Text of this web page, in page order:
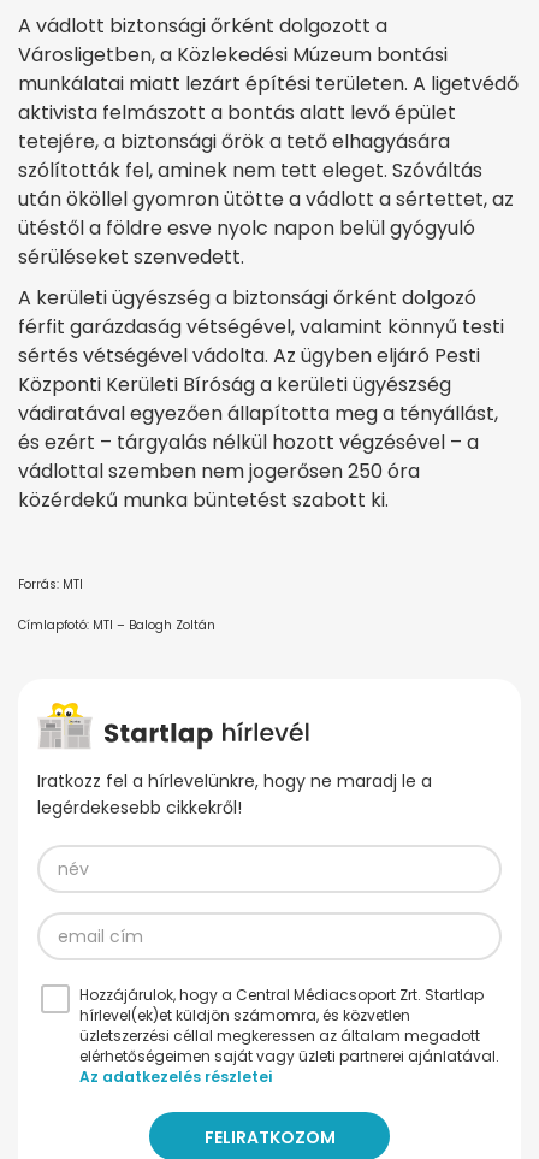
A vádlott biztonsági őrként dolgozott a
Városligetben, a Közlekedési Múzeum bontási
munkálatai miatt lezárt építési területen. A ligetvédő
aktivista felmászott a bontás alatt levő épület
tetejére, a biztonsági őrök a tető elhagyására
szólították fel, aminek nem tett eleget. Szóváltás
után ököllel gyomron ütötte a vádlott a sértettet, az
ütéstől a földre esve nyolc napon belül gyógyuló
sérüléseket szenvedett.
A kerületi ügyészség a biztonsági őrként dolgozó
férfit garázdaság vétségével, valamint könnyű testi
sértés vétségével vádolta. Az ügyben eljáró Pesti
Központi Kerületi Bíróság a kerületi ügyészség
vádiratával egyezően állapította meg a tényállást,
és ezért – tárgyalás nélkül hozott végzésével – a
vádlottal szemben nem jogerősen 250 óra
közérdekű munka büntetést szabott ki.
Forrás: MTI
Címlapfotó: MTI – Balogh Zoltán
Iratkozz fel a hírlevelünkre, hogy ne maradj le a
legérdekesebb cikkekről!
Hozzájárulok, hogy a Central Médiacsoport Zrt. Startlap
hírlevel(ek)et küldjön számomra, és közvetlen
üzletszerzési céllal megkeressen az általam megadott
elérhetőségeimen saját vagy üzleti partnerei ajánlatával.
Az adatkezelés részletei